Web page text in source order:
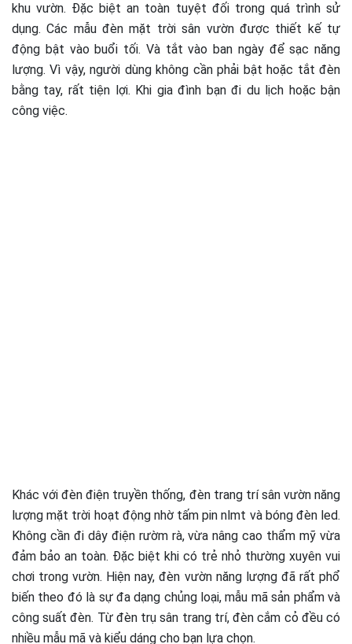
khu vườn. Đặc biệt an toàn tuyệt đối trong quá trình sử
dụng. Các mẫu đèn mặt trời sân vườn được thiết kế tự
động bật vào buổi tối. Và tắt vào ban ngày để sạc năng
lượng. Vì vậy, người dùng không cần phải bật hoặc tắt đèn
bằng tay, rất tiện lợi. Khi gia đình bạn đi du lịch hoặc bận
công việc.
Khác với đèn điện truyền thống, đèn trang trí sân vườn năng
lượng mặt trời hoạt động nhờ tấm pin nlmt và bóng đèn led.
Không cần đi dây điện rườm rà, vừa nâng cao thẩm mỹ vừa
đảm bảo an toàn. Đặc biệt khi có trẻ nhỏ thường xuyên vui
chơi trong vườn. Hiện nay, đèn vườn năng lượng đã rất phổ
biến theo đó là sự đa dạng chủng loại, mẫu mã sản phẩm và
công suất đèn. Từ đèn trụ sân trang trí, đèn cắm cỏ đều có
nhiều mẫu mã và kiểu dáng cho bạn lựa chọn.